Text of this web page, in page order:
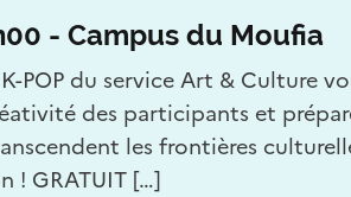
- Campus du Moufia
POP du service Art & Culture
des participants et
les frontières
! GRATUIT […]